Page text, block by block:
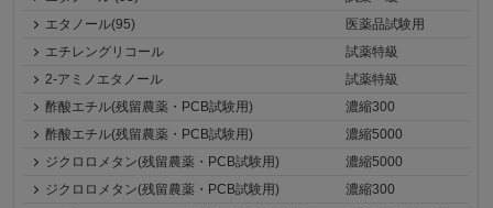
エタノール(95)
医薬品試験用
エチレングリコール
試薬特級
2-アミノエタノール
試薬特級
酢酸エチル(残留農薬・PCB試験用)
濃縮300
酢酸エチル(残留農薬・PCB試験用)
濃縮5000
ジクロロメタン(残留農薬・PCB試験用)
濃縮5000
ジクロロメタン(残留農薬・PCB試験用)
濃縮300